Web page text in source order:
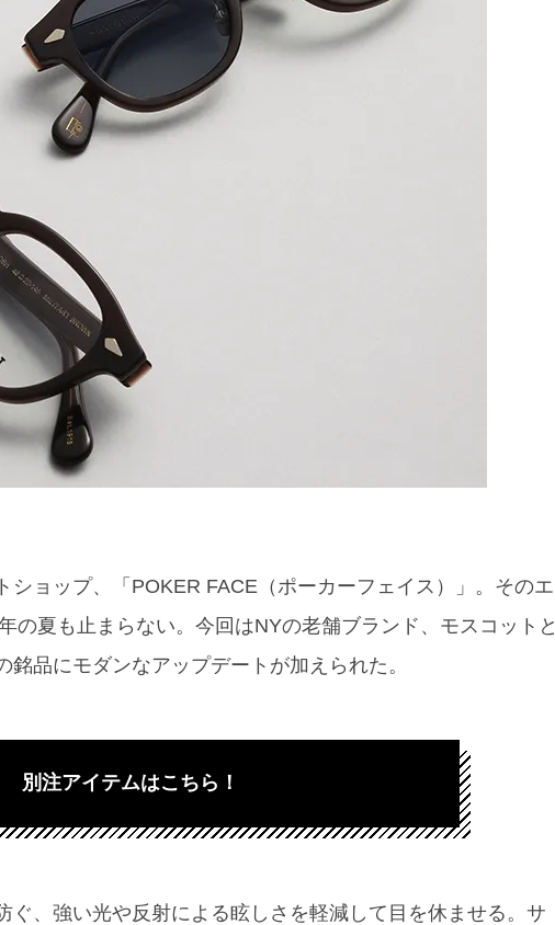
ショップ、「POKER FACE（ポーカーフェイス）」。そのエ
の夏も止まらない。今回はNYの老舗ブランド、モスコットと
品にモダンなアップデートが加えられた。
別注アイテムはこちら！
ぐ、強い光や反射による眩しさを軽減して目を休ませる。サ